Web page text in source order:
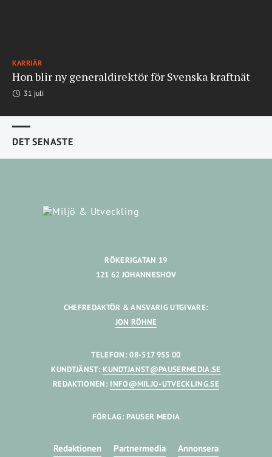
KARRIÄR
Hon blir ny generaldirektör för Svenska kraftnät
31 juli
DET SENASTE
RÖKERIGATAN 19
121 62 JOHANNESHOV
CHEFREDAKTÖR & ANSVARIG UTGIVARE:
JON RÖHNE
TELEFON: 08-517 955 00
KUNDTJÄNST: KUNDTJANST@PAUSERMEDIA.SE
REDAKTIONEN: INFO@MILJO-UTVECKLING.SE
FÖRLAG: PAUSER MEDIA
Redaktionen Partnermedia Annonsera